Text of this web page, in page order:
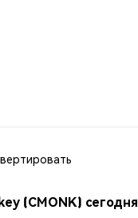
(CMONK) сегодня